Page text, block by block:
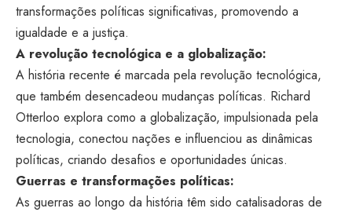
transformações políticas significativas, promovendo a
igualdade e a justiça.
A revolução tecnológica e a globalização:
A história recente é marcada pela revolução tecnológica,
que também desencadeou mudanças políticas. Richard
Otterloo explora como a globalização, impulsionada pela
tecnologia, conectou nações e influenciou as dinâmicas
políticas, criando desafios e oportunidades únicas.
Guerras e transformações políticas:
As guerras ao longo da história têm sido catalisadoras de